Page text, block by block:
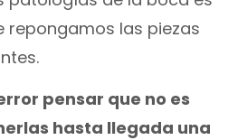
repongamos las piezas
pensar que no es
hasta llegada una